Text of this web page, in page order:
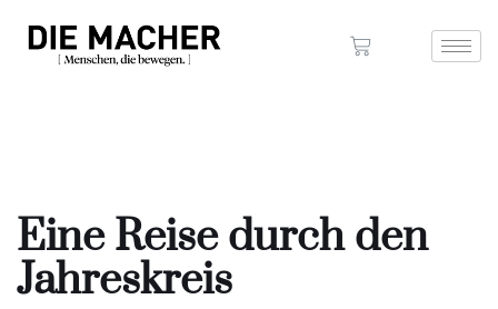
Eine Reise durch den
Jahreskreis